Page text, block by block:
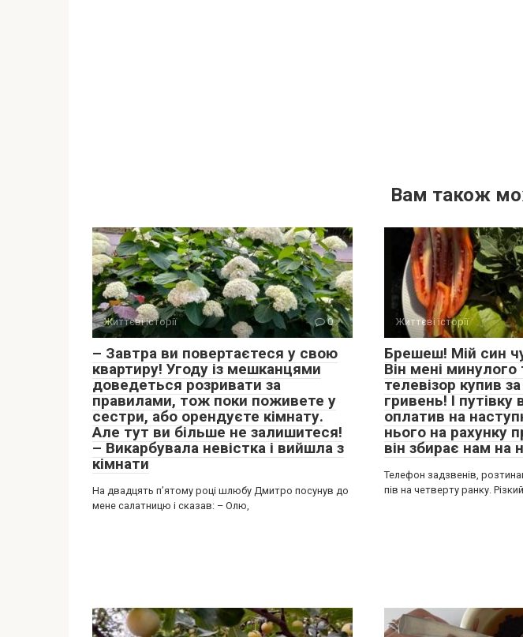
Вам також
Життєві історії 0
– Завтра ви повертаєтеся у свою
квартиру! Угоду із мешканцями
доведеться розривати за
правилами, тож поки поживете у
сестри, або орендуєте кімнату.
Але тут ви більше не залишитеся!
– Викарбувала невістка і вийшла з
кімнати
На двадцять п’ятому році шлюбу Дмитро посунув до
мене салатницю і сказав: – Олю,
Життєві історії
Брешеш! Мій син
Він мені
телевізор купив
гривень! І путівку
оплатив на
нього на рахунку
він збирає нам на
Телефон задзвенів,
пів на четверту ранку.